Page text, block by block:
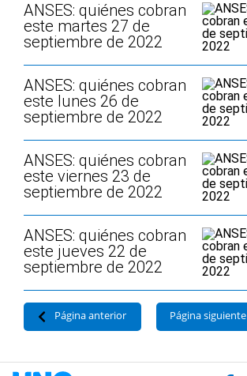
ANSES: quiénes cobran
este martes 27 de
septiembre de 2022
ANSES: quiénes cobran
este lunes 26 de
septiembre de 2022
ANSES: quiénes cobran
este viernes 23 de
septiembre de 2022
ANSES: quiénes cobran
este jueves 22 de
septiembre de 2022
Página anterior Página siguiente